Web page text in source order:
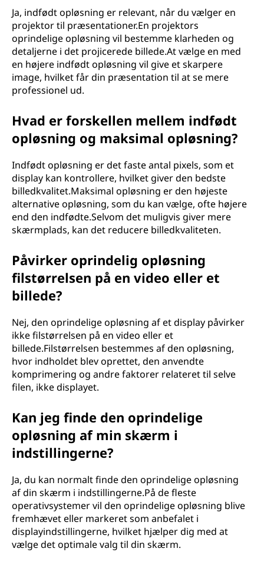
Ja, indfødt opløsning er relevant, når du vælger en
projektor til præsentationer.En projektors
oprindelige opløsning vil bestemme klarheden og
detaljerne i det projicerede billede.At vælge en med
en højere indfødt opløsning vil give et skarpere
image, hvilket får din præsentation til at se mere
professionel ud.
Hvad er forskellen mellem indfødt
opløsning og maksimal opløsning?
Indfødt opløsning er det faste antal pixels, som et
display kan kontrollere, hvilket giver den bedste
billedkvalitet.Maksimal opløsning er den højeste
alternative opløsning, som du kan vælge, ofte højere
end den indfødte.Selvom det muligvis giver mere
skærmplads, kan det reducere billedkvaliteten.
Påvirker oprindelig opløsning
filstørrelsen på en video eller et
billede?
Nej, den oprindelige opløsning af et display påvirker
ikke filstørrelsen på en video eller et
billede.Filstørrelsen bestemmes af den opløsning,
hvor indholdet blev oprettet, den anvendte
komprimering og andre faktorer relateret til selve
filen, ikke displayet.
Kan jeg finde den oprindelige
opløsning af min skærm i
indstillingerne?
Ja, du kan normalt finde den oprindelige opløsning
af din skærm i indstillingerne.På de fleste
operativsystemer vil den oprindelige opløsning blive
fremhævet eller markeret som anbefalet i
displayindstillingerne, hvilket hjælper dig med at
vælge det optimale valg til din skærm.